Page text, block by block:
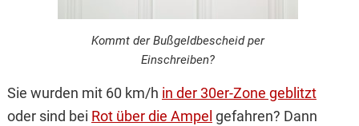
Kommt der Bußgeldbescheid per
Einschreiben?
Sie wurden mit 60 km/h in der 30er-Zone geblitzt
oder sind bei Rot über die Ampel gefahren? Dann